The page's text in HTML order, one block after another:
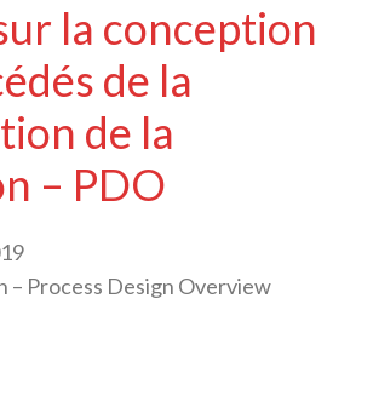
la conception
de la
de la
– PDO
– Process Design Overview